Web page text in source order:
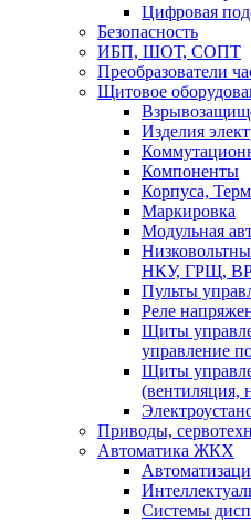
Цифровая
Безопасность
ИБП, ШОТ, СОПТ
Преобразователи
Щитовое
Изделия
Компоненты
Корпуса,
Маркировка
Модульная
НКУ, ГРЩ,
Пульты
Реле
Щиты
управление
Щиты
(вентиляция,
Приводы,
Автоматика ЖКХ
Системы